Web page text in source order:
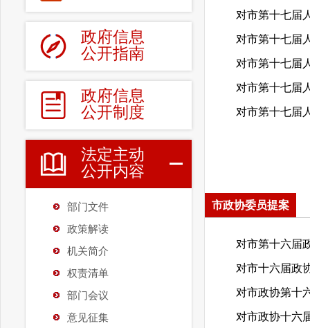
政府信息
公开指南
政府信息
公开制度
法定主动
公开内容
部门文件
政策解读
机关简介
权责清单
部门会议
意见征集
市政协委员提案